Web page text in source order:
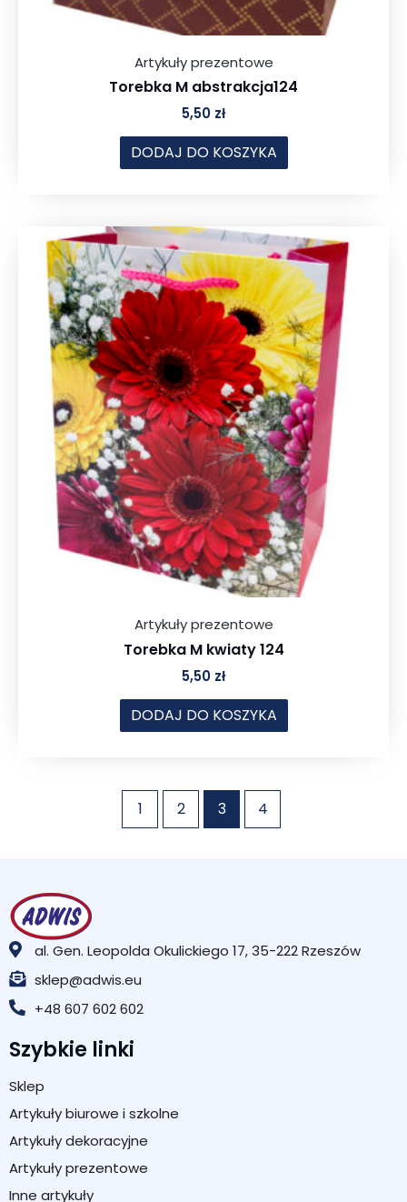
Artykuły prezentowe
Torebka M abstrakcja124
5,50 zł
DODAJ DO KOSZYKA
Artykuły prezentowe
Torebka M kwiaty 124
5,50 zł
DODAJ DO KOSZYKA
1 2 3 4
al. Gen. Leopolda Okulickiego 17, 35-222 Rzeszów
sklep@adwis.eu
+48 607 602 602
Szybkie linki
Sklep
Artykuły biurowe i szkolne
Artykuły dekoracyjne
Artykuły prezentowe
Inne artykuły